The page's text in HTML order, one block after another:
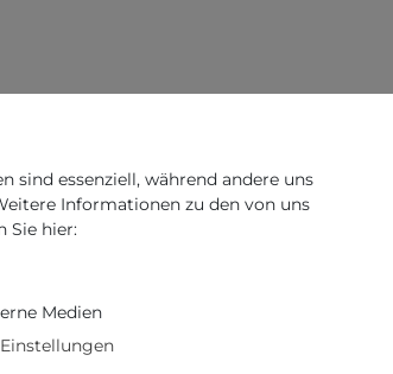
sind essenziell, während andere uns
Informationen zu den von uns
Sie hier:
Medien